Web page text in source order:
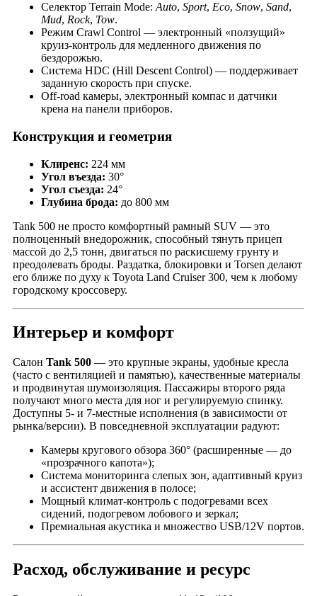
Селектор Terrain Mode: Auto, Sport, Eco, Snow, Sand,
Mud, Rock, Tow.
Режим Crawl Control — электронный «ползущий»
круиз-контроль для медленного движения по
бездорожью.
Система HDC (Hill Descent Control) — поддерживает
заданную скорость при спуске.
Off-road камеры, электронный компас и датчики
крена на панели приборов.
Конструкция и геометрия
Клиренс: 224 мм
Угол въезда: 30°
Угол съезда: 24°
Глубина брода: до 800 мм
Tank 500 не просто комфортный рамный SUV — это
полноценный внедорожник, способный тянуть прицеп
массой до 2,5 тонн, двигаться по раскисшему грунту и
преодолевать броды. Раздатка, блокировки и Torsen делают
его ближе по духу к Toyota Land Cruiser 300, чем к любому
городскому кроссоверу.
Интерьер и комфорт
Салон Tank 500 — это крупные экраны, удобные кресла
(часто с вентиляцией и памятью), качественные материалы
и продвинутая шумоизоляция. Пассажиры второго ряда
получают много места для ног и регулируемую спинку.
Доступны 5- и 7-местные исполнения (в зависимости от
рынка/версии). В повседневной эксплуатации радуют:
Камеры кругового обзора 360° (расширенные — до
«прозрачного капота»);
Система мониторинга слепых зон, адаптивный круиз
и ассистент движения в полосе;
Мощный климат-контроль с подогревами всех
сидений, подогревом лобового и зеркал;
Премиальная акустика и множество USB/12V портов.
Расход, обслуживание и ресурс